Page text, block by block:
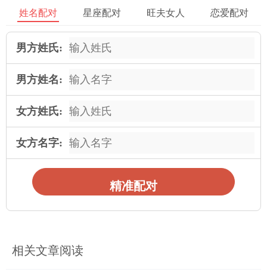
姓名配对 星座配对 旺夫女人 恋爱配对
男方姓氏:
男方姓名:
女方姓氏:
女方名字:
精准配对
相关文章阅读